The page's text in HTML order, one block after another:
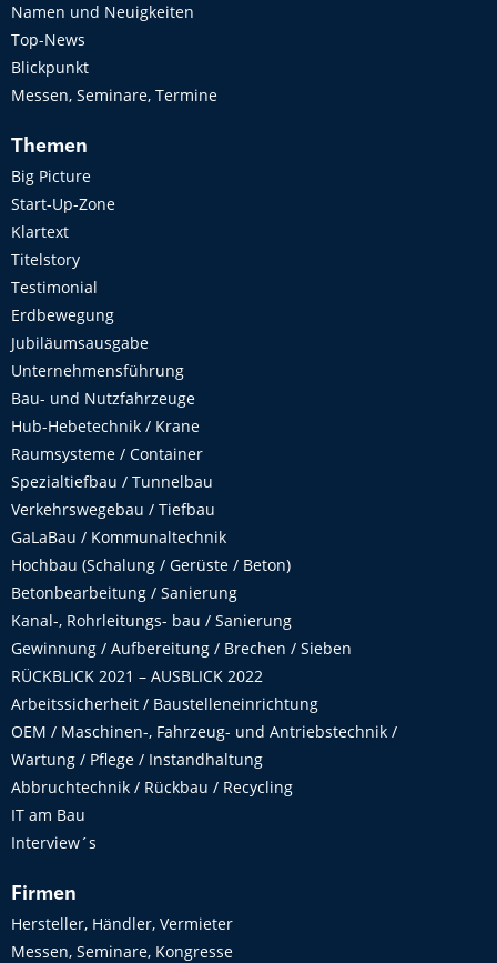
Namen und Neuigkeiten
Top-News
Blickpunkt
Messen, Seminare, Termine
Themen
Big Picture
Start-Up-Zone
Klartext
Titelstory
Testimonial
Erdbewegung
Jubiläumsausgabe
Unternehmensführung
Bau- und Nutzfahrzeuge
Hub-Hebetechnik / Krane
Raumsysteme / Container
Spezialtiefbau / Tunnelbau
Verkehrswegebau / Tiefbau
GaLaBau / Kommunaltechnik
Hochbau (Schalung / Gerüste / Beton)
Betonbearbeitung / Sanierung
Kanal-, Rohrleitungs- bau / Sanierung
Gewinnung / Aufbereitung / Brechen / Sieben
RÜCKBLICK 2021 – AUSBLICK 2022
Arbeitssicherheit / Baustelleneinrichtung
OEM / Maschinen-, Fahrzeug- und Antriebstechnik /
Wartung / Pflege / Instandhaltung
Abbruchtechnik / Rückbau / Recycling
IT am Bau
Interview´s
Firmen
Hersteller, Händler, Vermieter
Messen, Seminare, Kongresse